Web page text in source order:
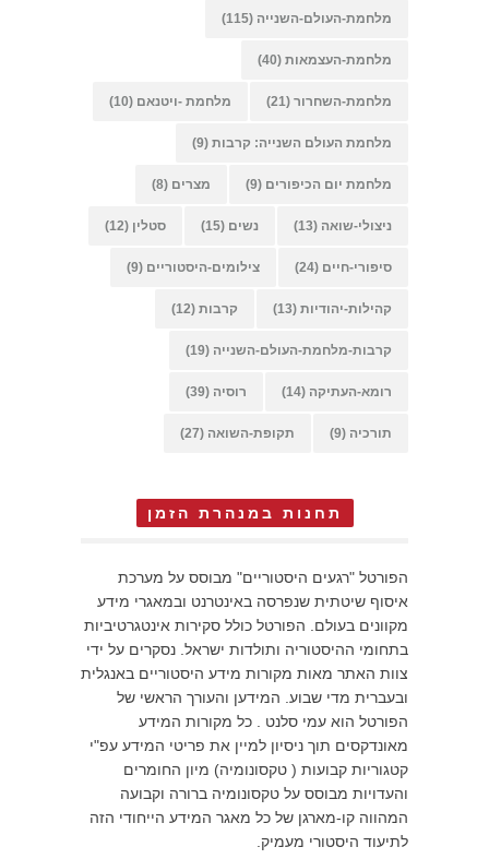
מלחמת-העולם-השנייה (115)
מלחמת-העצמאות (40)
מלחמת-השחרור (21) מלחמת -ויטנאם (10)
מלחמת העולם השנייה: קרבות (9)
מלחמת יום הכיפורים (9) מצרים (8)
ניצולי-שואה (13) נשים (15) סטלין (12)
סיפורי-חיים (24) צילומים-היסטוריים (9)
קהילות-יהודיות (13) קרבות (12)
קרבות-מלחמת-העולם-השנייה (19)
רומא-העתיקה (14) רוסיה (39)
תורכיה (9) תקופת-השואה (27)
תחנות במנהרת הזמן
הפורטל "רגעים היסטוריים" מבוסס על מערכת
איסוף שיטתית שנפרסה באינטרנט ובמאגרי מידע
מקוונים בעולם. הפורטל כולל סקירות אינטגרטיביות
בתחומי ההיסטוריה ותולדות ישראל. נסקרים על ידי
צוות האתר מאות מקורות מידע היסטוריים באנגלית
ובעברית מדי שבוע. המידען והעורך הראשי של
הפורטל הוא עמי סלנט . כל מקורות המידע
מאונדקסים תוך ניסיון למיין את פריטי המידע עפ"י
קטגוריות קבועות ( טקסונומיה) מיון החומרים
והעדויות מבוסס על טקסונומיה ברורה וקבועה
המהווה קו-מארגן של כל מאגר המידע הייחודי הזה
לתיעוד היסטורי מעמיק.